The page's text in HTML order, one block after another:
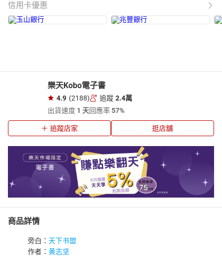
信用卡優惠
樂天Kobo電子書
4.9 (2188) 追蹤 2.4萬
出貨速度 1 天回應率57%
追蹤店家 逛店舖
商品詳情
旁白： 天下书盟
作者： 黄志坚